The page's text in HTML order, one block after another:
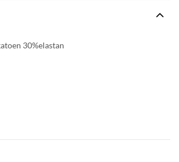
30%elastan